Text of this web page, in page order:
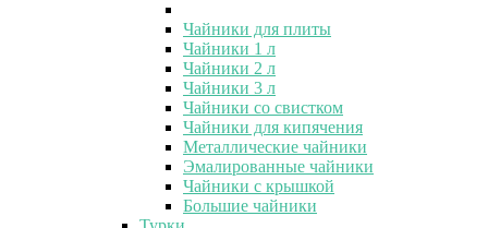
Чайники для плиты
Чайники 1 л
Чайники 2 л
Чайники 3 л
Чайники со свистком
Чайники для кипячения
Металлические чайники
Эмалированные чайники
Чайники с крышкой
Большие чайники